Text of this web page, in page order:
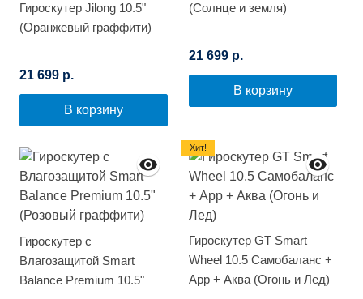
Гироскутер Jilong 10.5"
(Оранжевый граффити)
21 699 р.
В корзину
(Солнце и земля)
21 699 р.
В корзину
Гироскутер с
Влагозащитой Smart
Balance Premium 10.5"
Гироскутер GT Smart
Wheel 10.5 Самобаланс +
App + Аква (Огонь и Лед)
Хит!